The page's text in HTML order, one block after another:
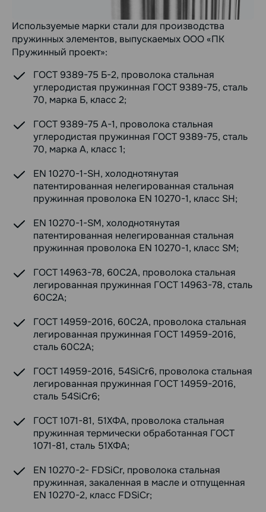
Используемые марки стали для производства
пружинных элементов, выпускаемых ООО «ПК
Пружинный проект»:
ГОСТ 9389-75 Б-2, проволока стальная
углеродистая пружинная ГОСТ 9389-75, сталь
70, марка Б, класс 2;
ГОСТ 9389-75 А-1, проволока стальная
углеродистая пружинная ГОСТ 9389-75, сталь
70, марка А, класс 1;
EN 10270-1-SH, холоднотянутая
патентированная нелегированная стальная
пружинная проволока EN 10270-1, класс SH;
EN 10270-1-SM, холоднотянутая
патентированная нелегированная стальная
пружинная проволока EN 10270-1, класс SM;
ГОСТ 14963-78, 60С2А, проволока стальная
легированная пружинная ГОСТ 14963-78, сталь
60С2А;
ГОСТ 14959-2016, 60С2А, проволока стальная
легированная пружинная ГОСТ 14959-2016,
сталь 60С2А;
ГОСТ 14959-2016, 54SiCr6, проволока стальная
легированная пружинная ГОСТ 14959-2016,
сталь 54SiCr6;
ГОСТ 1071-81, 51ХФА, проволока стальная
пружинная термически обработанная ГОСТ
1071-81, сталь 51ХФА;
EN 10270-2- FDSiCr, проволока стальная
пружинная, закаленная в масле и отпущенная
EN 10270-2, класс FDSiCr;